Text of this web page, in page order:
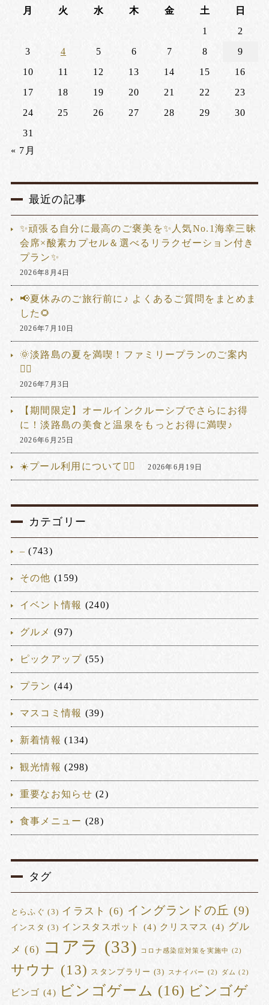
月 火 水 木 金 土
日
1
2
3
4 5 6 7 8
9
10
11 12 13 14 15
16
17
18 19 20 21 22
23
24
25 26 27 28 29
30
31
« 7月
最近の記事
✨頑張る自分に最高のご褒美を✨人気No.1海幸三昧
会席×酸素カプセル＆選べるリラクゼーション付き
プラン✨
2026年8月4日
📢夏休みのご旅行前に♪ よくあるご質問をまとめま
した🌻
2026年7月10日
🌞淡路島の夏を満喫！ファミリープランのご案内
🏊‍♂️
2026年7月3日
【期間限定】オールインクルーシブでさらにお得
に！淡路島の美食と温泉をもっとお得に満喫♪
2026年6月25日
☀️プール利用について🏊‍♂️ 2026年6月19日
カテゴリー
– (743)
その他 (159)
イベント情報 (240)
グルメ (97)
ピックアップ (55)
プラン (44)
マスコミ情報 (39)
新着情報 (134)
観光情報 (298)
重要なお知らせ (2)
食事メニュー (28)
タグ
とらふぐ (3) イラスト (6) イングランドの丘 (9)
インスタ (3) インスタスポット (4) クリスマス (4) グル
メ (6) コアラ (33) コロナ感染症対策を実施中 (2)
サウナ (13) スタンプラリー (3) スナイパー (2) ダム (2)
ビンゴ (4) ビンゴゲーム (16) ビンゴゲ